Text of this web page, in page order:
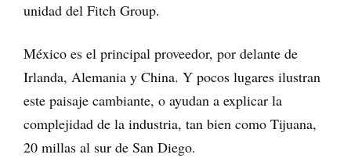
unidad del Fitch Group.
México es el principal proveedor, por delante de
Irlanda, Alemania y China. Y pocos lugares ilustran
este paisaje cambiante, o ayudan a explicar la
complejidad de la industria, tan bien como Tijuana,
20 millas al sur de San Diego.